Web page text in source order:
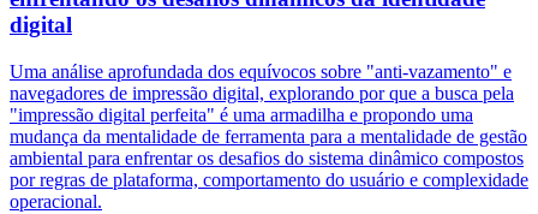
digital
Uma análise aprofundada dos equívocos sobre "anti-vazamento" e
navegadores de impressão digital, explorando por que a busca pela
"impressão digital perfeita" é uma armadilha e propondo uma
mudança da mentalidade de ferramenta para a mentalidade de gestão
ambiental para enfrentar os desafios do sistema dinâmico compostos
por regras de plataforma, comportamento do usuário e complexidade
operacional.